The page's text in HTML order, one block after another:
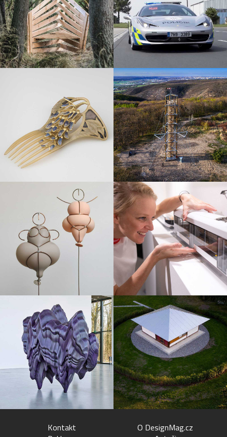
Kontakt
O DesignMag.cz